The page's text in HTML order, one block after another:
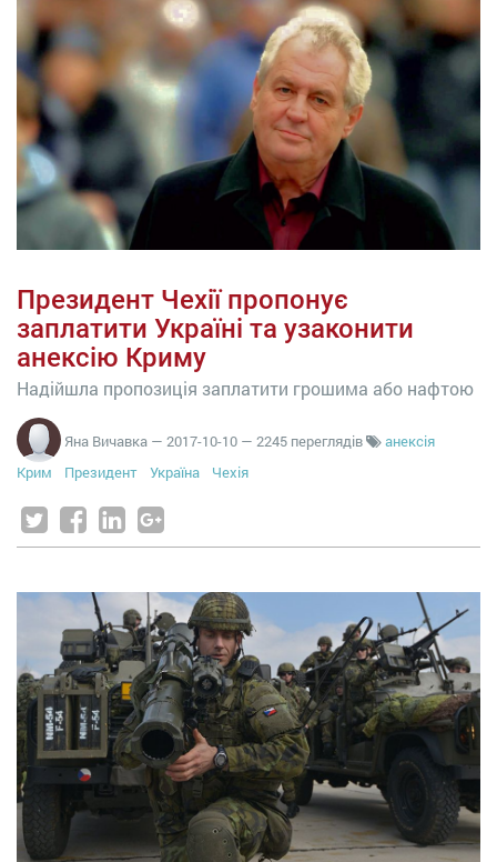
Президент Чехії пропонує
заплатити Україні та узаконити
анексію Криму
Надійшла пропозиція заплатити грошима або нафтою
Яна Вичавка — 2017-10-10 — 2245 переглядів
анексія
Крим
Президент Україна Чехія